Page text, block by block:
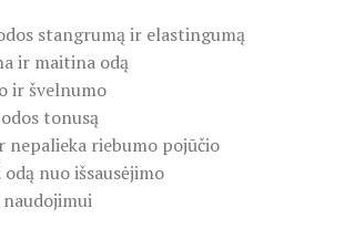
stangrumą ir elastingumą
ir maitina odą
ir švelnumo
tonusą
nepalieka riebumo pojūčio
nuo išsausėjimo
naudojimui